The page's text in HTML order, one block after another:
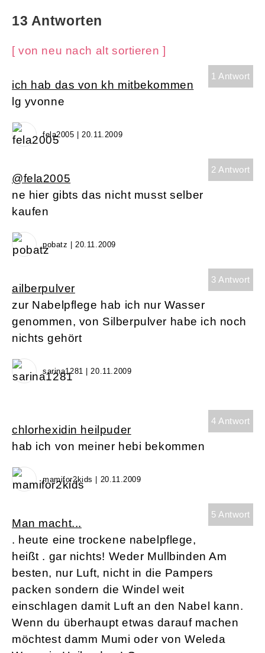
13 Antworten
[ von neu nach alt sortieren ]
1 Antwort
ich hab das von kh mitbekommen
lg yvonne
fela2005 | 20.11.2009
2 Antwort
@fela2005
ne hier gibts das nicht musst selber
kaufen
pobatz | 20.11.2009
3 Antwort
ailberpulver
zur Nabelpflege hab ich nur Wasser
genommen, von Silberpulver habe ich noch
nichts gehört
sarina1281 | 20.11.2009
4 Antwort
chlorhexidin heilpuder
hab ich von meiner hebi bekommen
mamifor2kids | 20.11.2009
5 Antwort
Man macht...
. heute eine trockene nabelpflege,
heißt . gar nichts! Weder Mullbinden Am
besten, nur Luft, nicht in die Pampers
packen sondern die Windel weit
einschlagen damit Luft an den Nabel kann.
Wenn du überhaupt etwas darauf machen
möchtest damm Mumi oder von Weleda